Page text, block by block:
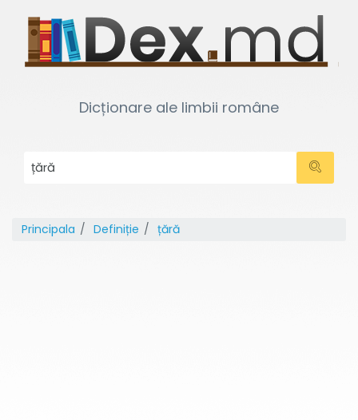
Dicționare ale limbii române
Principala Definiție țără